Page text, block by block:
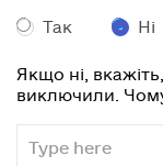
Так
Ні
Якщо ні,
виключили.